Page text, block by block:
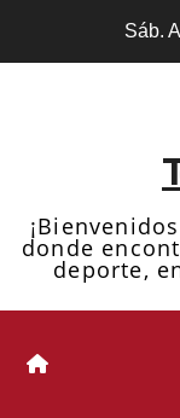
Sáb.
donde
deporte,